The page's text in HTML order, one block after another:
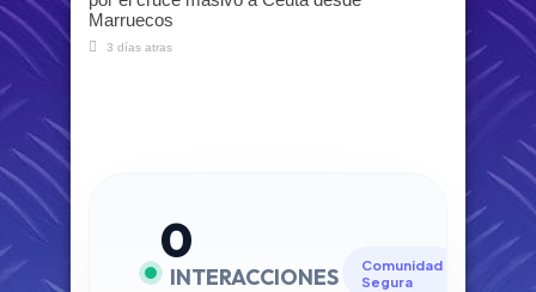
Marruecos
3 días atras
0
INTERACCIONES
Comunidad
Segura